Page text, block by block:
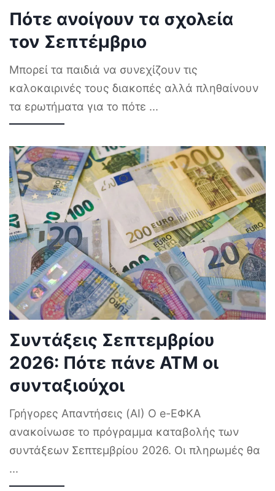
Πότε ανοίγουν τα σχολεία
τον Σεπτέμβριο
Μπορεί τα παιδιά να συνεχίζουν τις
καλοκαιρινές τους διακοπές αλλά πληθαίνουν
τα ερωτήματα για το πότε ...
Συντάξεις Σεπτεμβρίου
2026: Πότε πάνε ΑΤΜ οι
συνταξιούχοι
Γρήγορες Απαντήσεις (AI) Ο e-ΕΦΚΑ
ανακοίνωσε το πρόγραμμα καταβολής των
συντάξεων Σεπτεμβρίου 2026. Οι πληρωμές θα
...